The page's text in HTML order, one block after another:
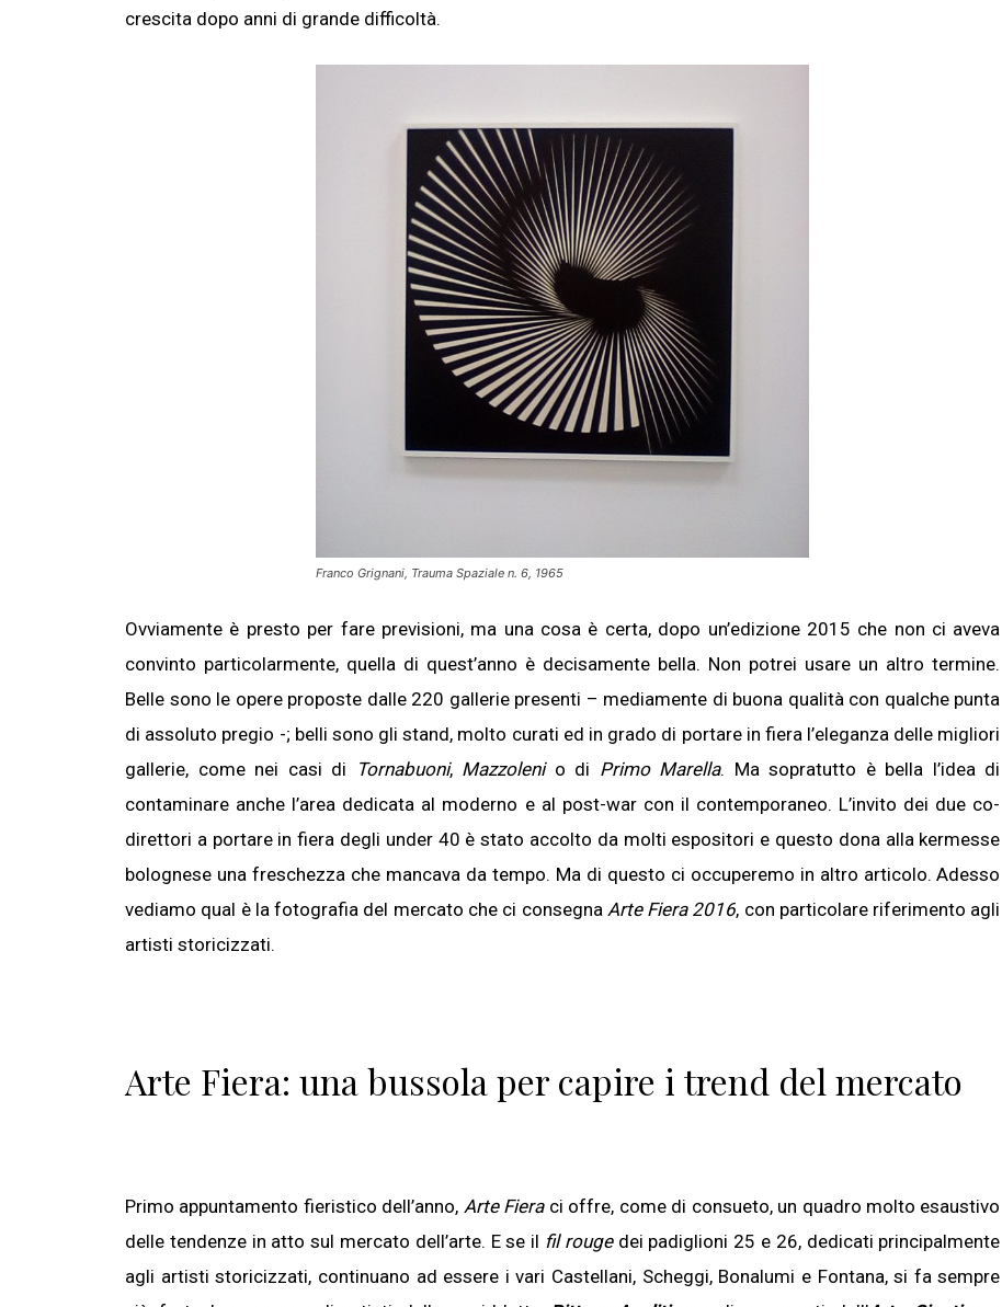
crescita dopo anni di grande difficoltà.
Franco Grignani, Trauma Spaziale n. 6, 1965
Ovviamente è presto per fare previsioni, ma una cosa è certa, dopo un’edizione 2015 che non ci aveva
convinto particolarmente, quella di quest’anno è decisamente bella. Non potrei usare un altro termine.
Belle sono le opere proposte dalle 220 gallerie presenti – mediamente di buona qualità con qualche punta
di assoluto pregio -; belli sono gli stand, molto curati ed in grado di portare in fiera l’eleganza delle migliori
gallerie, come nei casi di
Tornabuoni, Mazzolenio di Primo Marella. Ma sopratutto è bella l’idea di
contaminare anche l’area dedicata al moderno e al post-war con il contemporaneo. L’invito dei due co-
direttori a portare in fiera degli under 40 è stato accolto da molti espositori e questo dona alla kermesse
bolognese una freschezza che mancava da tempo. Ma di questo ci occuperemo in altro articolo. Adesso
vediamo qual è la fotografia del mercato che ci consegna Arte Fiera 2016, con particolare riferimento agli
artisti storicizzati.
Arte Fiera: una bussola per capire i trend del mercato
Primo appuntamento fieristico dell’anno, Arte Fieraci offre, come di consueto, un quadro molto esaustivo
delle tendenze in atto sul mercato dell’arte. E se il fil rougedei padiglioni 25 e 26, dedicati principalmente
agli artisti storicizzati, continuano ad essere i vari Castellani, Scheggi, Bonalumi e Fontana, si fa sempre